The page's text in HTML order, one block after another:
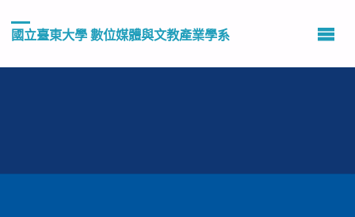
國立臺東大學 數位媒體與文教產業學系